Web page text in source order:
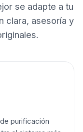
se adapte a tu
clara, asesoría y
purificación